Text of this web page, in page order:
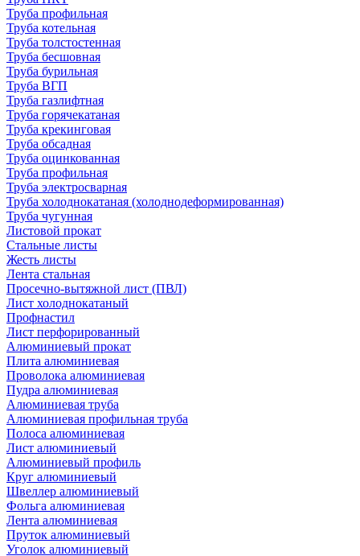
Труба профильная
Труба котельная
Труба толстостенная
Труба бесшовная
Труба бурильная
Труба ВГП
Труба газлифтная
Труба горячекатаная
Труба крекинговая
Труба обсадная
Труба оцинкованная
Труба профильная
Труба электросварная
Труба холоднокатаная (холоднодеформированная)
Труба чугунная
Листовой прокат
Стальные листы
Жесть листы
Лента стальная
Просечно-вытяжной лист (ПВЛ)
Лист холоднокатаный
Профнастил
Лист перфорированный
Алюминиевый прокат
Плита алюминиевая
Проволока алюминиевая
Пудра алюминиевая
Алюминиевая труба
Алюминиевая профильная труба
Полоса алюминиевая
Лист алюминиевый
Алюминиевый профиль
Круг алюминиевый
Швеллер алюминиевый
Фольга алюминиевая
Лента алюминиевая
Пруток алюминиевый
Уголок алюминиевый